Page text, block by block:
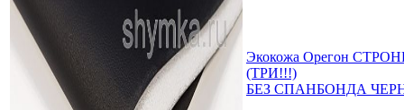
Экокожа Орегон
(ТРИ!!!)
БЕЗ СПАНБОНДА